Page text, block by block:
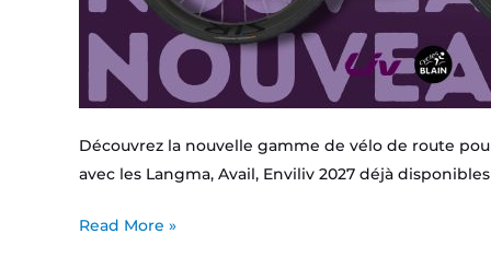
Découvrez la nouvelle gamme de vélo de route
avec les Langma, Avail, Enviliv 2027 déjà
Read More »